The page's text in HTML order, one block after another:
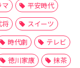
マ
平安時代
将
スイーツ
時代劇
テレビ
徳川家康
抹茶